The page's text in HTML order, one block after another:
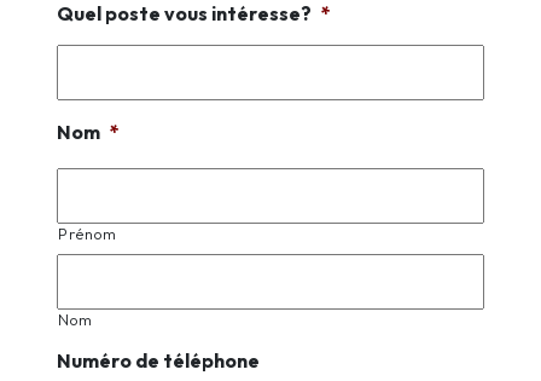
Quel poste vous intéresse? *
Nom *
Prénom
Nom
Numéro de téléphone